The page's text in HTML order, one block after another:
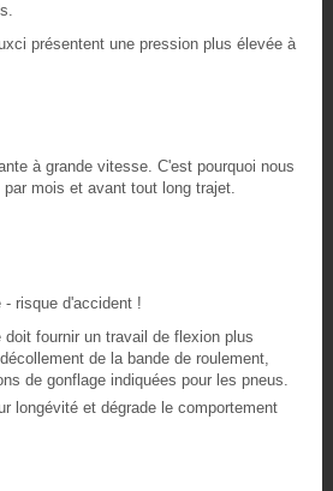
présentent une pression plus élevée à
à grande vitesse. C'est pourquoi nous
mois et avant tout long trajet.
risque d'accident !
fournir un travail de flexion plus
de la bande de roulement,
de gonflage indiquées pour les pneus.
longévité et dégrade le comportement